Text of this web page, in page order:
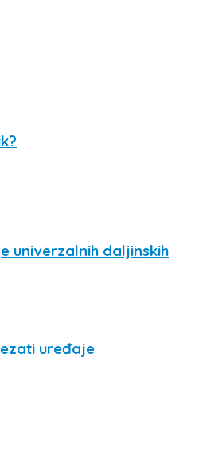
univerzalnih daljinskih
uređaje